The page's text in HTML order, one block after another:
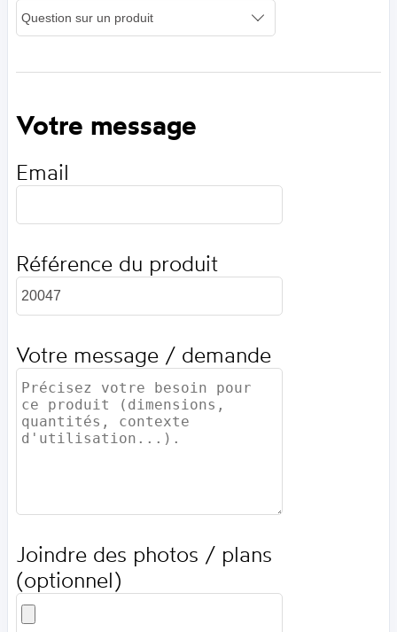
Votre message
Email
Référence du produit
Votre message / demande
Joindre des photos / plans
(optionnel)